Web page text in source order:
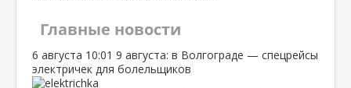
Главные новости
6 августа 10:01 9 августа: в Волгограде — спецрейсы
электричек для болельщиков